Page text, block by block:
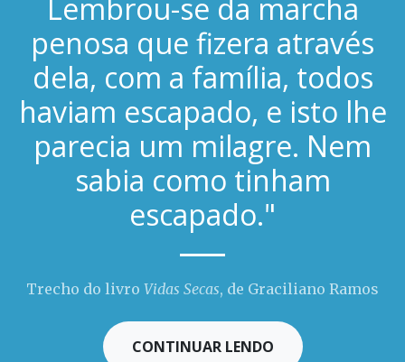
Lembrou-se da marcha
penosa que fizera através
dela, com a família, todos
haviam escapado, e isto lhe
parecia um milagre. Nem
sabia como tinham
escapado."
Trecho do livro Vidas Secas, de Graciliano Ramos
CONTINUAR LENDO